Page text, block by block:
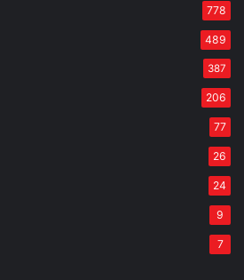
778
489
387
206
77
26
24
9
7